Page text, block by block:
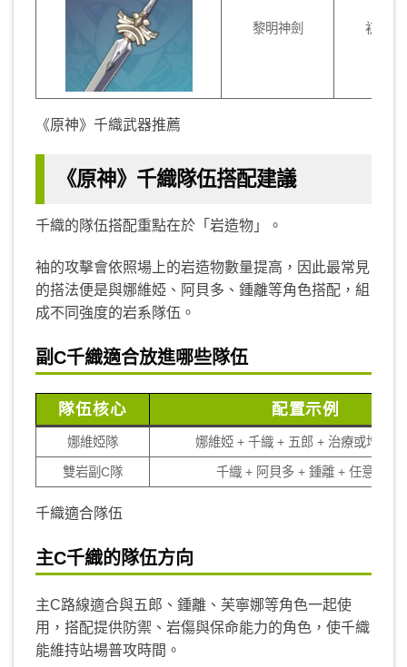
黎明神劍 初期玩
《原神》千織武器推薦
《原神》千織隊伍搭配建議
千織的隊伍搭配重點在於「岩造物」。
袖的攻擊會依照場上的岩造物數量提高，因此最常見
的搭法便是與娜維婭、阿貝多、鍾離等角色搭配，組
成不同強度的岩系隊伍。
副C千織適合放進哪些隊伍
隊伍核心 配置示例
娜維婭隊 娜維婭 + 千織 + 五郎 + 治療或增傷角
雙岩副C隊 千織 + 阿貝多 + 鍾離 + 任意副C
千織適合隊伍
主C千織的隊伍方向
主C路線適合與五郎、鍾離、芙寧娜等角色一起使
用，搭配提供防禦、岩傷與保命能力的角色，使千織
能維持站場普攻時間。